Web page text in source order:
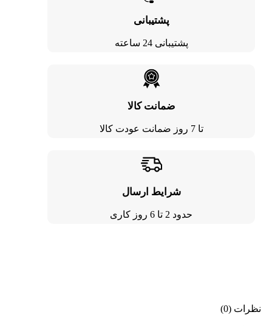
پشتیبانی
پشتیبانی 24 ساعته
ضمانت کالا
تا 7 روز ضمانت عودت کالا
شرایط ارسال
حدود 2 تا 6 روز کاری
نظرات (0)